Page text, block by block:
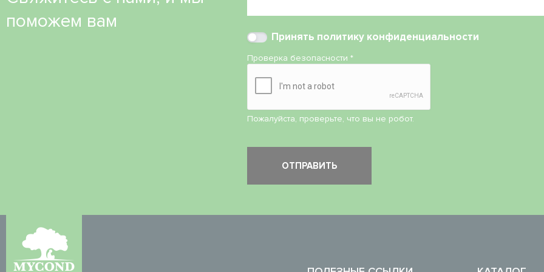
поможем вам
Принять политику конфиденциальности
Проверка безопасности*
Пожалуйста, проверьте, что вы не робот.